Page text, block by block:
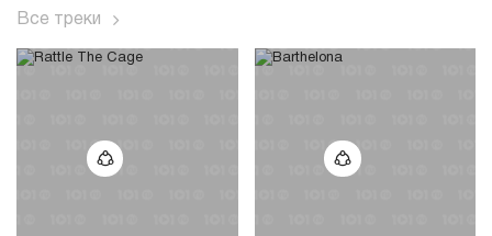
Все треки